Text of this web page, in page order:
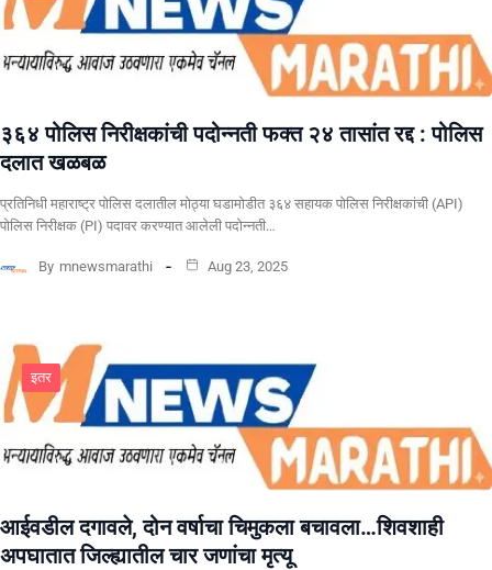
३६४ पोलिस निरीक्षकांची पदोन्नती फक्त २४ तासांत रद्द : पोलिस
दलात खळबळ
प्रतिनिधी महाराष्ट्र पोलिस दलातील मोठ्या घडामोडीत ३६४ सहायक पोलिस निरीक्षकांची (API)
पोलिस निरीक्षक (PI) पदावर करण्यात आलेली पदोन्नती…
By mnewsmarathi Aug 23, 2025
इतर
आईवडील दगावले, दोन वर्षाचा चिमुकला बचावला…शिवशाही
अपघातात जिल्ह्यातील चार जणांचा मृत्यू